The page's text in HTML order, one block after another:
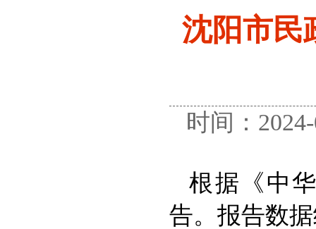
沈阳市民
时间：
根据《中
告。报告数